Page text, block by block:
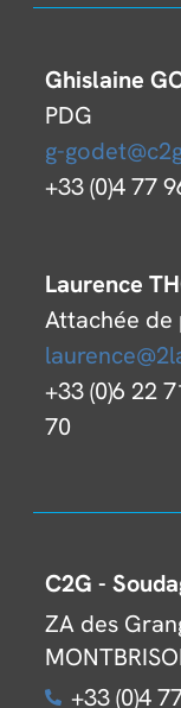
Ghislaine
PDG
g-
+33 (0)4 77
Laurence
Attachée de
+33 (0)6 22
70
C2G -
ZA des
+33 (0)4